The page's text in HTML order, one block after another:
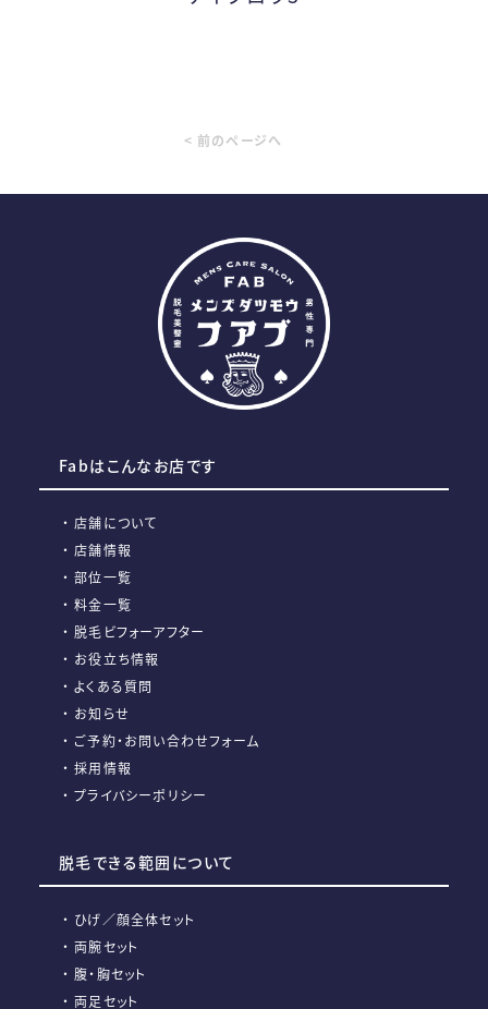
< 前のページへ
Fabはこんなお店です
店舗について
店舗情報
部位一覧
料金一覧
脱毛ビフォーアフター
お役立ち情報
よくある質問
お知らせ
ご予約・お問い合わせフォーム
採用情報
プライバシーポリシー
脱毛できる範囲について
ひげ／顔全体セット
両腕セット
腹・胸セット
両足セット